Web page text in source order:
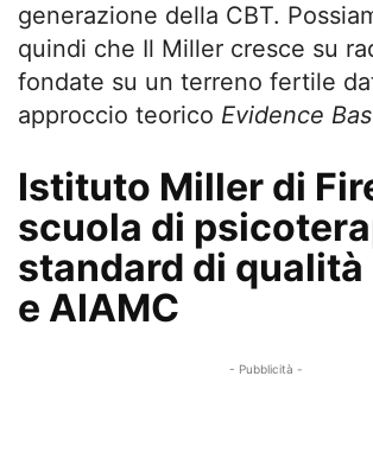
generazione della CBT.
quindi che Il Miller cresce su
fondate su un terreno fertile
approccio teorico Evidence
Istituto Miller di
scuola di
standard di qualità
e AIAMC
- Pubblicità -